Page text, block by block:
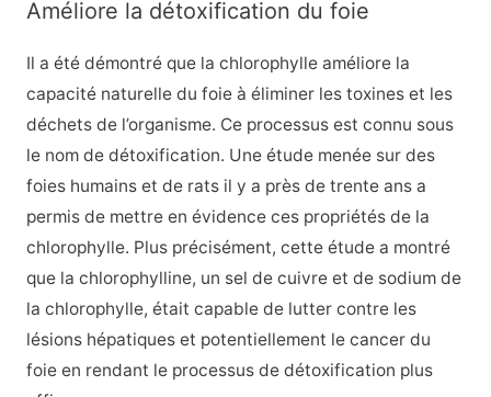
Améliore la détoxification du foie
Il a été démontré que la chlorophylle améliore la
capacité naturelle du foie à éliminer les toxines et les
déchets de l’organisme. Ce processus est connu sous
le nom de détoxification. Une étude menée sur des
foies humains et de rats il y a près de trente ans a
permis de mettre en évidence ces propriétés de la
chlorophylle. Plus précisément, cette étude a montré
que la chlorophylline, un sel de cuivre et de sodium de
la chlorophylle, était capable de lutter contre les
lésions hépatiques et potentiellement le cancer du
foie en rendant le processus de détoxification plus